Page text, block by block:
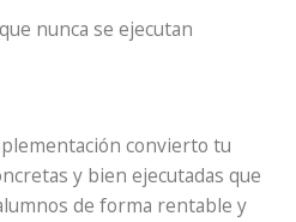
nunca se ejecutan
convierto tu
y bien ejecutadas que
de forma rentable y